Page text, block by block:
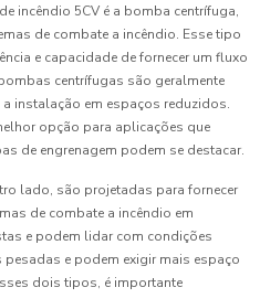
incêndio 5CV é a bomba centrífuga,
de combate a incêndio. Esse tipo
e capacidade de fornecer um fluxo
centrífugas são geralmente
instalação em espaços reduzidos.
opção para aplicações que
de engrenagem podem se destacar.
lado, são projetadas para fornecer
de combate a incêndio em
e podem lidar com condições
e podem exigir mais espaço
dois tipos, é importante